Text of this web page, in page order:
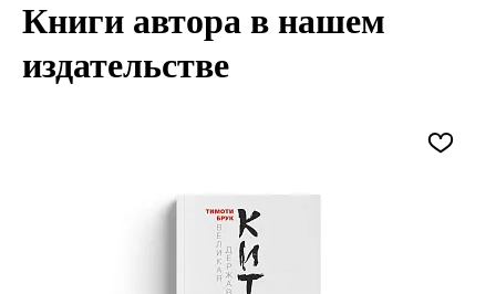
Книги автора в нашем
издательстве